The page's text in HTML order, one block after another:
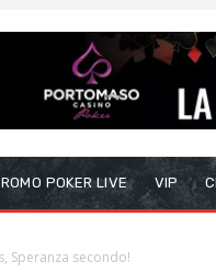
POKER LIVE VIP
Speranza secondo!